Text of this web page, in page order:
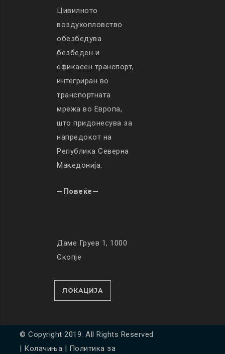
Цивилното
воздухопловство
обезбедува
безбеден и
ефикасен транспорт,
интегриран во
транспортната
мрежа во Европа,
што придонесува за
напредокот на
Република Северна
Македонија.
—Повеќе—
Даме Груев 1, 1000
Скопје
ЛОКАЦИЈА
© Copyright 2019. All Rights Reserved
| Колачиња | Политика за